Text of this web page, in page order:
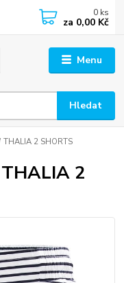
Menu
Hledat
0 ks
za 0,00 Kč
2 SHORTS
2